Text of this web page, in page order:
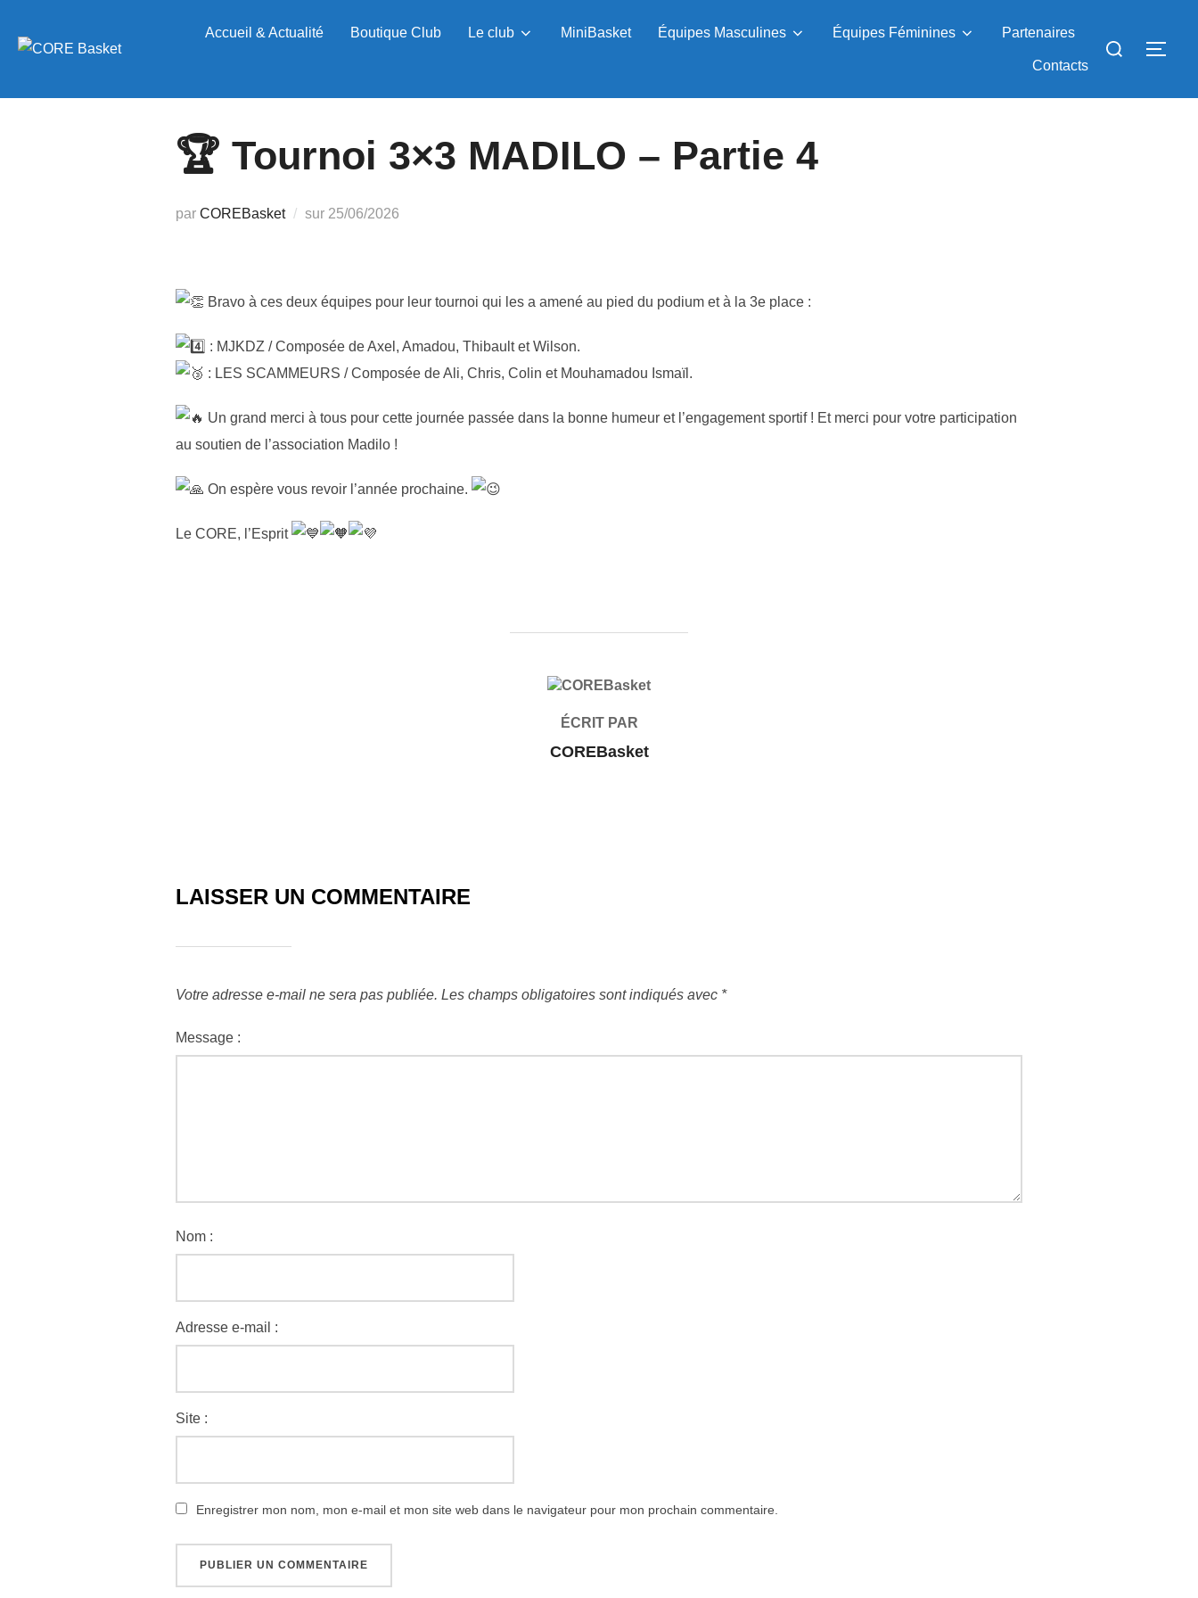
Accueil & Actualité Boutique Club Le club MiniBasket Équipes Masculines Équipes Féminines Partenaires
Contacts
Rechercher :
🏆 Tournoi 3×3 MADILO – Partie 4
par COREBasket sur Publié
25/06/2026
Bravo à ces deux équipes pour leur tournoi qui les a amené au pied du podium et à la 3e place :
: MJKDZ / Composée de Axel, Amadou, Thibault et Wilson.
: LES SCAMMEURS / Composée de Ali, Chris, Colin et Mouhamadou Ismaïl.
Un grand merci à tous pour cette journée passée dans la bonne humeur et l’engagement sportif ! Et merci pour votre participation
au soutien de l’association Madilo !
On espère vous revoir l’année prochaine.
Le CORE, l’Esprit
AUTEUR DE LA PUBLICATION
ÉCRIT PAR
COREBasket
LAISSER UN COMMENTAIRE
Votre adresse e-mail ne sera pas publiée. Les champs obligatoires sont indiqués avec *
Message :
Nom :
Adresse e-mail :
Site :
Enregistrer mon nom, mon e-mail et mon site web dans le navigateur pour mon prochain commentaire.